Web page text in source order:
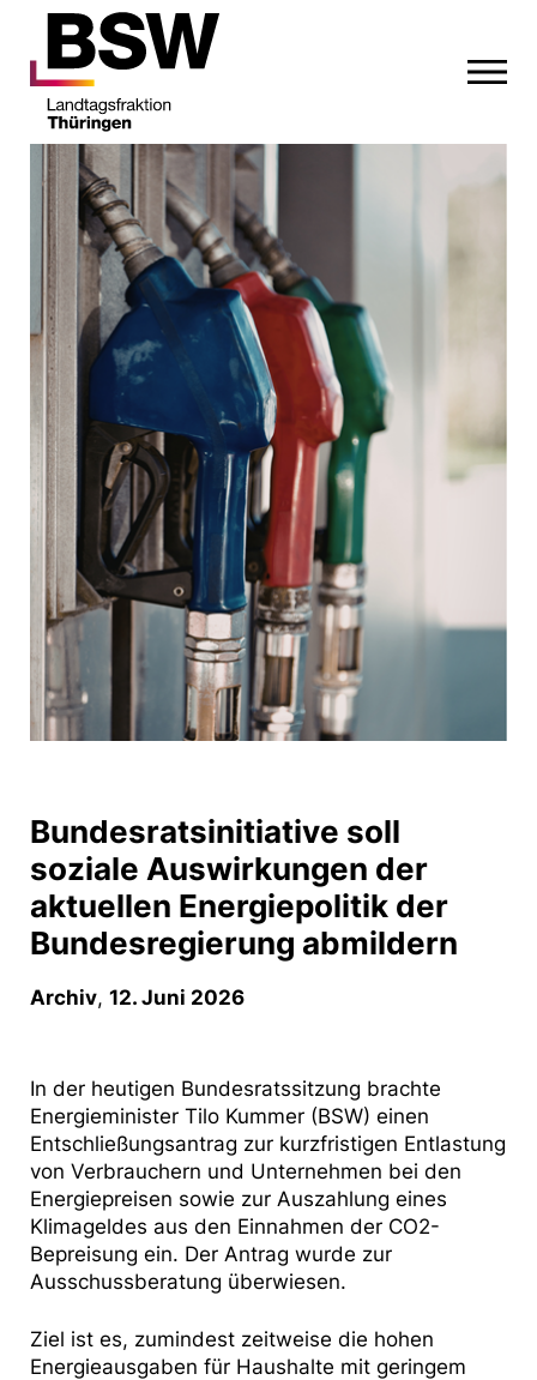
Bundesratsinitiative soll
soziale Auswirkungen der
aktuellen Energiepolitik der
Bundesregierung abmildern
Archiv, 12. Juni 2026
In der heutigen Bundesratssitzung brachte
Energieminister Tilo Kummer (BSW) einen
Entschließungsantrag zur kurzfristigen Entlastung
von Verbrauchern und Unternehmen bei den
Energiepreisen sowie zur Auszahlung eines
Klimageldes aus den Einnahmen der CO2-
Bepreisung ein. Der Antrag wurde zur
Ausschussberatung überwiesen.
Ziel ist es, zumindest zeitweise die hohen
Energieausgaben für Haushalte mit geringem